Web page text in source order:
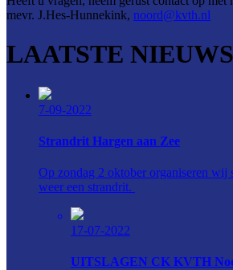
mevr. J.Hes-Hunnekink, noord@kvth.nl
LAATSTE NIEUWS
7-09-2022
Strandrit Hargen aan Zee
Op zondag 2 oktober organiseren
weer een strandrit.
17-07-2022
UITSLAGEN CK KVTH